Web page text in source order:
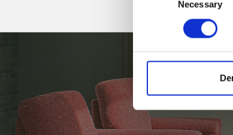
Necessary